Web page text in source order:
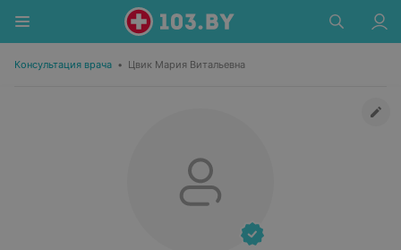
Консультация врача • Цвик Мария Витальевна